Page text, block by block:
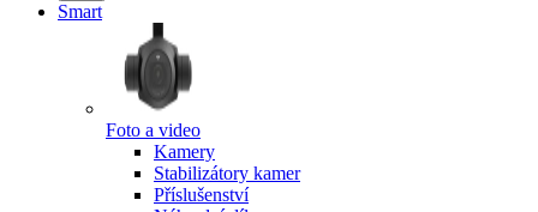
Smart
Foto a video
Kamery
Stabilizátory kamer
Příslušenství